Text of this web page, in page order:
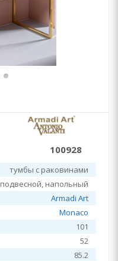
100928
тумбы с раковинами
подвесной, напольный
Armadi Art
Monaco
101
52
85.2